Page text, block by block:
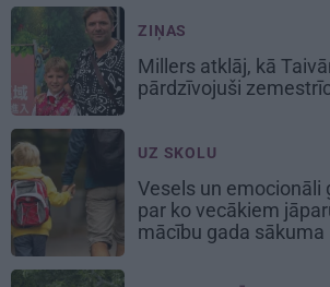
ZIŅAS
Millers atklāj, kā
pārdzīvojuši
UZ SKOLU
Vesels un emocionāli
par ko vecākiem
mācību gada sākuma